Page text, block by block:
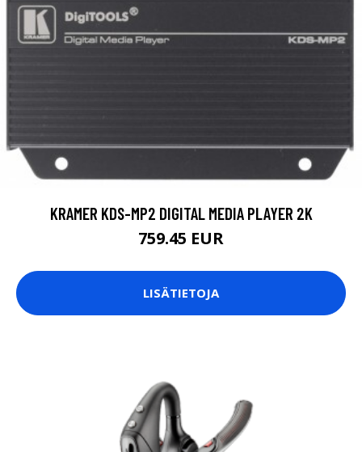
KRAMER KDS-MP2 DIGITAL MEDIA PLAYER 2K
759.45 EUR
LISÄTIETOJA